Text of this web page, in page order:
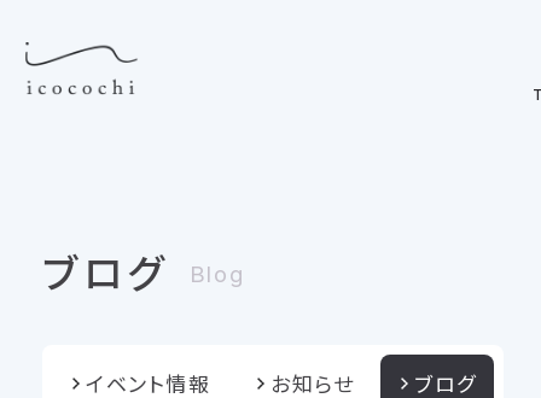
ブログ Blog
イベント情報 お知らせ ブログ